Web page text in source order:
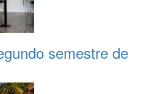
semestre de